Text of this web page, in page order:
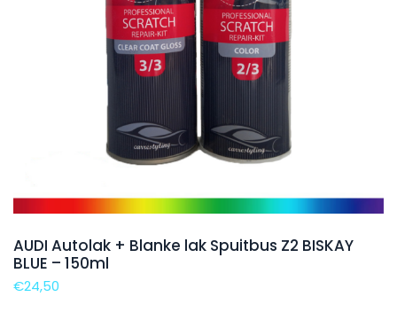
AUDI Autolak + Blanke lak Spuitbus Z2 BISKAY
BLUE – 150ml
€24,50